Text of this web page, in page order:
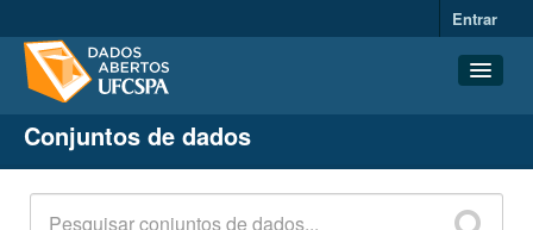
Entrar
Conjuntos de dados
Organizações
Grupos
Conjuntos de dados